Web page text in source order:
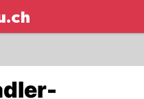
NAU.ch